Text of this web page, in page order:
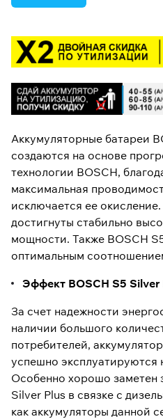
Аккумуляторные батареи
создаются на основе
технологии BOSCH,
максимальная
исключается ее окисление.
достигнуты стабильно
мощности. Также BOSCH
оптимальным
Эффект BOSCH S5 Silver
За счет надежности
наличии большого
потребителей,
успешно эксплуатируются
Особенно хорошо заметен
Silver Plus в связке с
как аккумуляторы данной